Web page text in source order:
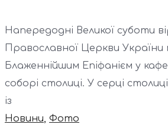
Напередодні Великої суботи
Православної Церкви України
Блаженнійшим Епіфанієм у
соборі столиці. У серці
із
Новини, Фото